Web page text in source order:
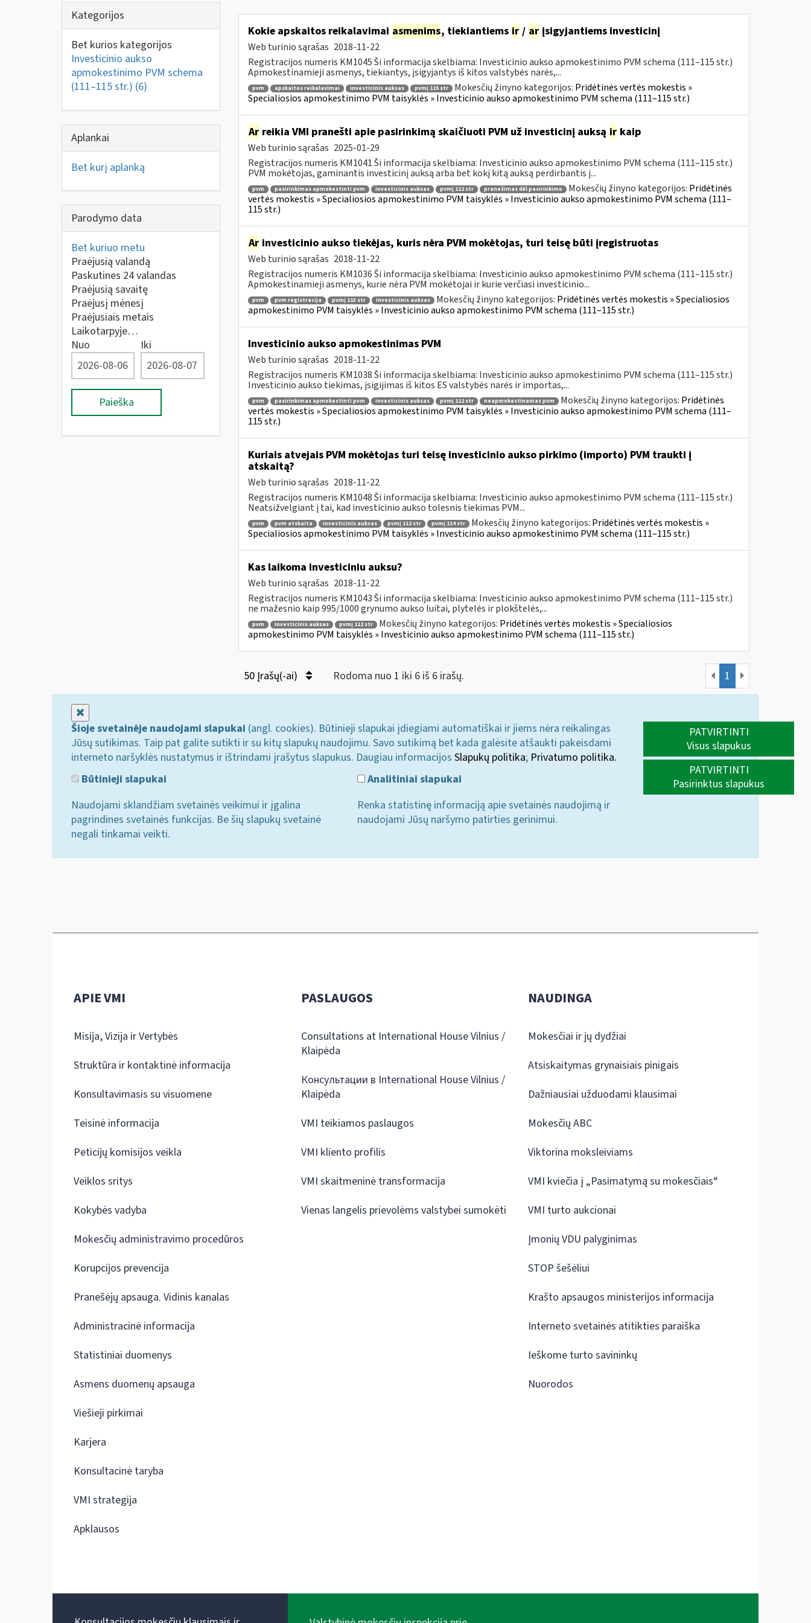
Kategorijos
Bet kurios kategorijos
Investicinio aukso
apmokestinimo PVM schema
(111–115 str.) (6)
Aplankai
Bet kurį aplanką
Parodymo data
Bet kuriuo metu
Praėjusią valandą
Paskutines 24 valandas
Praėjusią savaitę
Praėjusį mėnesį
Praėjusiais metais
Laikotarpyje…
Nuo
Iki
Paieška
Kokie apskaitos reikalavimai asmenims, tiekiantiems ir/ arįsigyjantiems investicinį
Web turinio sąrašas 2018-11-22
Registracijos numeris KM1045 Ši informacija skelbiama: Investicinio aukso apmokestinimo PVM schema (111–115 str.)
Apmokestinamieji asmenys, tiekiantys, įsigyjantys iš kitos valstybės narės,...
pvm apskaitos reikalavimai investicinis auksas pvmį 115 str Mokesčių žinyno kategorijos: Pridėtinės vertės mokestis »
Specialiosios apmokestinimo PVM taisyklės » Investicinio aukso apmokestinimo PVM schema (111–115 str.)
Arreikia VMI pranešti apie pasirinkimą skaičiuoti PVM už investicinį auksą irkaip
Web turinio sąrašas 2025-01-29
Registracijos numeris KM1041 Ši informacija skelbiama: Investicinio aukso apmokestinimo PVM schema (111–115 str.)
PVM mokėtojas, gaminantis investicinį auksą arba bet kokį kitą auksą perdirbantis į...
pvm pasirinkimas apmokestinti pvm investicinis auksas pvmį 112 str pranešimas dėl pasirinkimo Mokesčių žinyno kategorijos: Pridėtinės
vertės mokestis » Specialiosios apmokestinimo PVM taisyklės » Investicinio aukso apmokestinimo PVM schema (111–
115 str.)
Arinvesticinio aukso tiekėjas, kuris nėra PVM mokėtojas, turi teisę būti įregistruotas
Web turinio sąrašas 2018-11-22
Registracijos numeris KM1036 Ši informacija skelbiama: Investicinio aukso apmokestinimo PVM schema (111–115 str.)
Apmokestinamieji asmenys, kurie nėra PVM mokėtojai ir kurie verčiasi investicinio...
pvm pvm registracija pvmį 113 str investicinis auksas Mokesčių žinyno kategorijos: Pridėtinės vertės mokestis » Specialiosios
apmokestinimo PVM taisyklės » Investicinio aukso apmokestinimo PVM schema (111–115 str.)
Investicinio aukso apmokestinimas PVM
Web turinio sąrašas 2018-11-22
Registracijos numeris KM1038 Ši informacija skelbiama: Investicinio aukso apmokestinimo PVM schema (111–115 str.)
Investicinio aukso tiekimas, įsigijimas iš kitos ES valstybės narės ir importas,...
pvm pasirinkimas apmokestinti pvm investicinis auksas pvmį 112 str neapmokestinamas pvm Mokesčių žinyno kategorijos: Pridėtinės
vertės mokestis » Specialiosios apmokestinimo PVM taisyklės » Investicinio aukso apmokestinimo PVM schema (111–
115 str.)
Kuriais atvejais PVM mokėtojas turi teisę investicinio aukso pirkimo (importo) PVM traukti į
atskaitą?
Web turinio sąrašas 2018-11-22
Registracijos numeris KM1048 Ši informacija skelbiama: Investicinio aukso apmokestinimo PVM schema (111–115 str.)
Neatsižvelgiant į tai, kad investicinio aukso tolesnis tiekimas PVM...
pvm pvm atskaita investicinis auksas pvmį 112 str pvmį 114 str Mokesčių žinyno kategorijos: Pridėtinės vertės mokestis »
Specialiosios apmokestinimo PVM taisyklės » Investicinio aukso apmokestinimo PVM schema (111–115 str.)
Kas laikoma investiciniu auksu?
Web turinio sąrašas 2018-11-22
Registracijos numeris KM1043 Ši informacija skelbiama: Investicinio aukso apmokestinimo PVM schema (111–115 str.)
ne mažesnio kaip 995/1000 grynumo aukso luitai, plytelės ir plokštelės,...
pvm investicinis auksas pvmį 112 str Mokesčių žinyno kategorijos: Pridėtinės vertės mokestis » Specialiosios
apmokestinimo PVM taisyklės » Investicinio aukso apmokestinimo PVM schema (111–115 str.)
50 Įrašų(-ai) Rodoma nuo 1 iki 6 iš 6 irašų. 1
Šioje svetainėje naudojami slapukai (angl. cookies). Būtinieji slapukai įdiegiami automatiškai ir jiems nėra reikalingas
Jūsų sutikimas. Taip pat galite sutikti ir su kitų slapukų naudojimu. Savo sutikimą bet kada galėsite atšaukti pakeisdami
interneto naršyklės nustatymus ir ištrindami įrašytus slapukus. Daugiau informacijos Slapukų politika; Privatumo politika.
Būtinieji slapukai
Naudojami sklandžiam svetainės veikimui ir įgalina
pagrindines svetainės funkcijas. Be šių slapukų svetainė
negali tinkamai veikti.
Analitiniai slapukai
Renka statistinę informaciją apie svetainės naudojimą ir
naudojami Jūsų naršymo patirties gerinimui.
PATVIRTINTI
Visus slapukus
PATVIRTINTI
Pasirinktus slapukus
APIE VMI
Misija, Vizija ir Vertybės
Struktūra ir kontaktinė informacija
Konsultavimasis su visuomene
Teisinė informacija
Peticijų komisijos veikla
Veiklos sritys
Kokybės vadyba
Mokesčių administravimo procedūros
Korupcijos prevencija
Pranešėjų apsauga. Vidinis kanalas
Administracinė informacija
Statistiniai duomenys
Asmens duomenų apsauga
Viešieji pirkimai
Karjera
Konsultacinė taryba
VMI strategija
Apklausos
PASLAUGOS
Consultations at International House Vilnius /
Klaipėda
Консультации в International House Vilnius /
Klaipėda
VMI teikiamos paslaugos
VMI kliento profilis
VMI skaitmeninė transformacija
Vienas langelis prievolėms valstybei sumokėti
NAUDINGA
Mokesčiai ir jų dydžiai
Atsiskaitymas grynaisiais pinigais
Dažniausiai užduodami klausimai
Mokesčių ABC
Viktorina moksleiviams
VMI kviečia į „Pasimatymą su mokesčiais“
VMI turto aukcionai
Įmonių VDU palyginimas
STOP šešėliui
Krašto apsaugos ministerijos informacija
Interneto svetainės atitikties paraiška
Ieškome turto savininkų
Nuorodos